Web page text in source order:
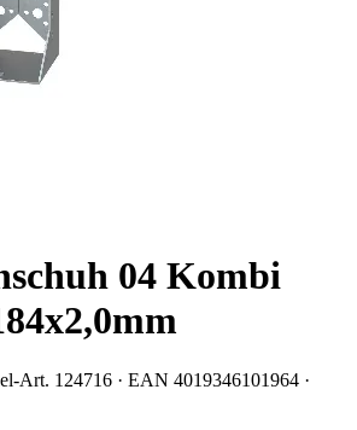
04 Kombi
Art. 124716 · EAN 4019346101964 ·